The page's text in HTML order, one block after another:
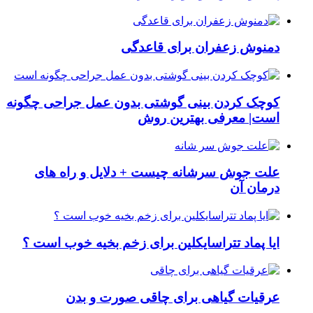
دمنوش زعفران برای قاعدگی
کوچک کردن بینی گوشتی بدون عمل جراحی چگونه
است| معرفی بهترین روش
علت جوش سرشانه چیست + دلایل و راه های
درمان آن
ایا پماد تتراسایکلین برای زخم بخیه خوب است ؟
عرقیات گیاهی برای چاقی صورت و بدن